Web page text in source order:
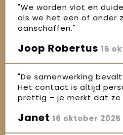
"We worden vlot en
als we het een of ander
aanschaffen."
Joop Robertus 16
"De samenwerking
Het contact is altijd
prettig – je merkt dat ze
Janet 16 oktober 2025